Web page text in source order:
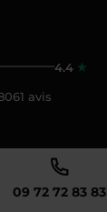
09 72 72 83 83
4.4
avis